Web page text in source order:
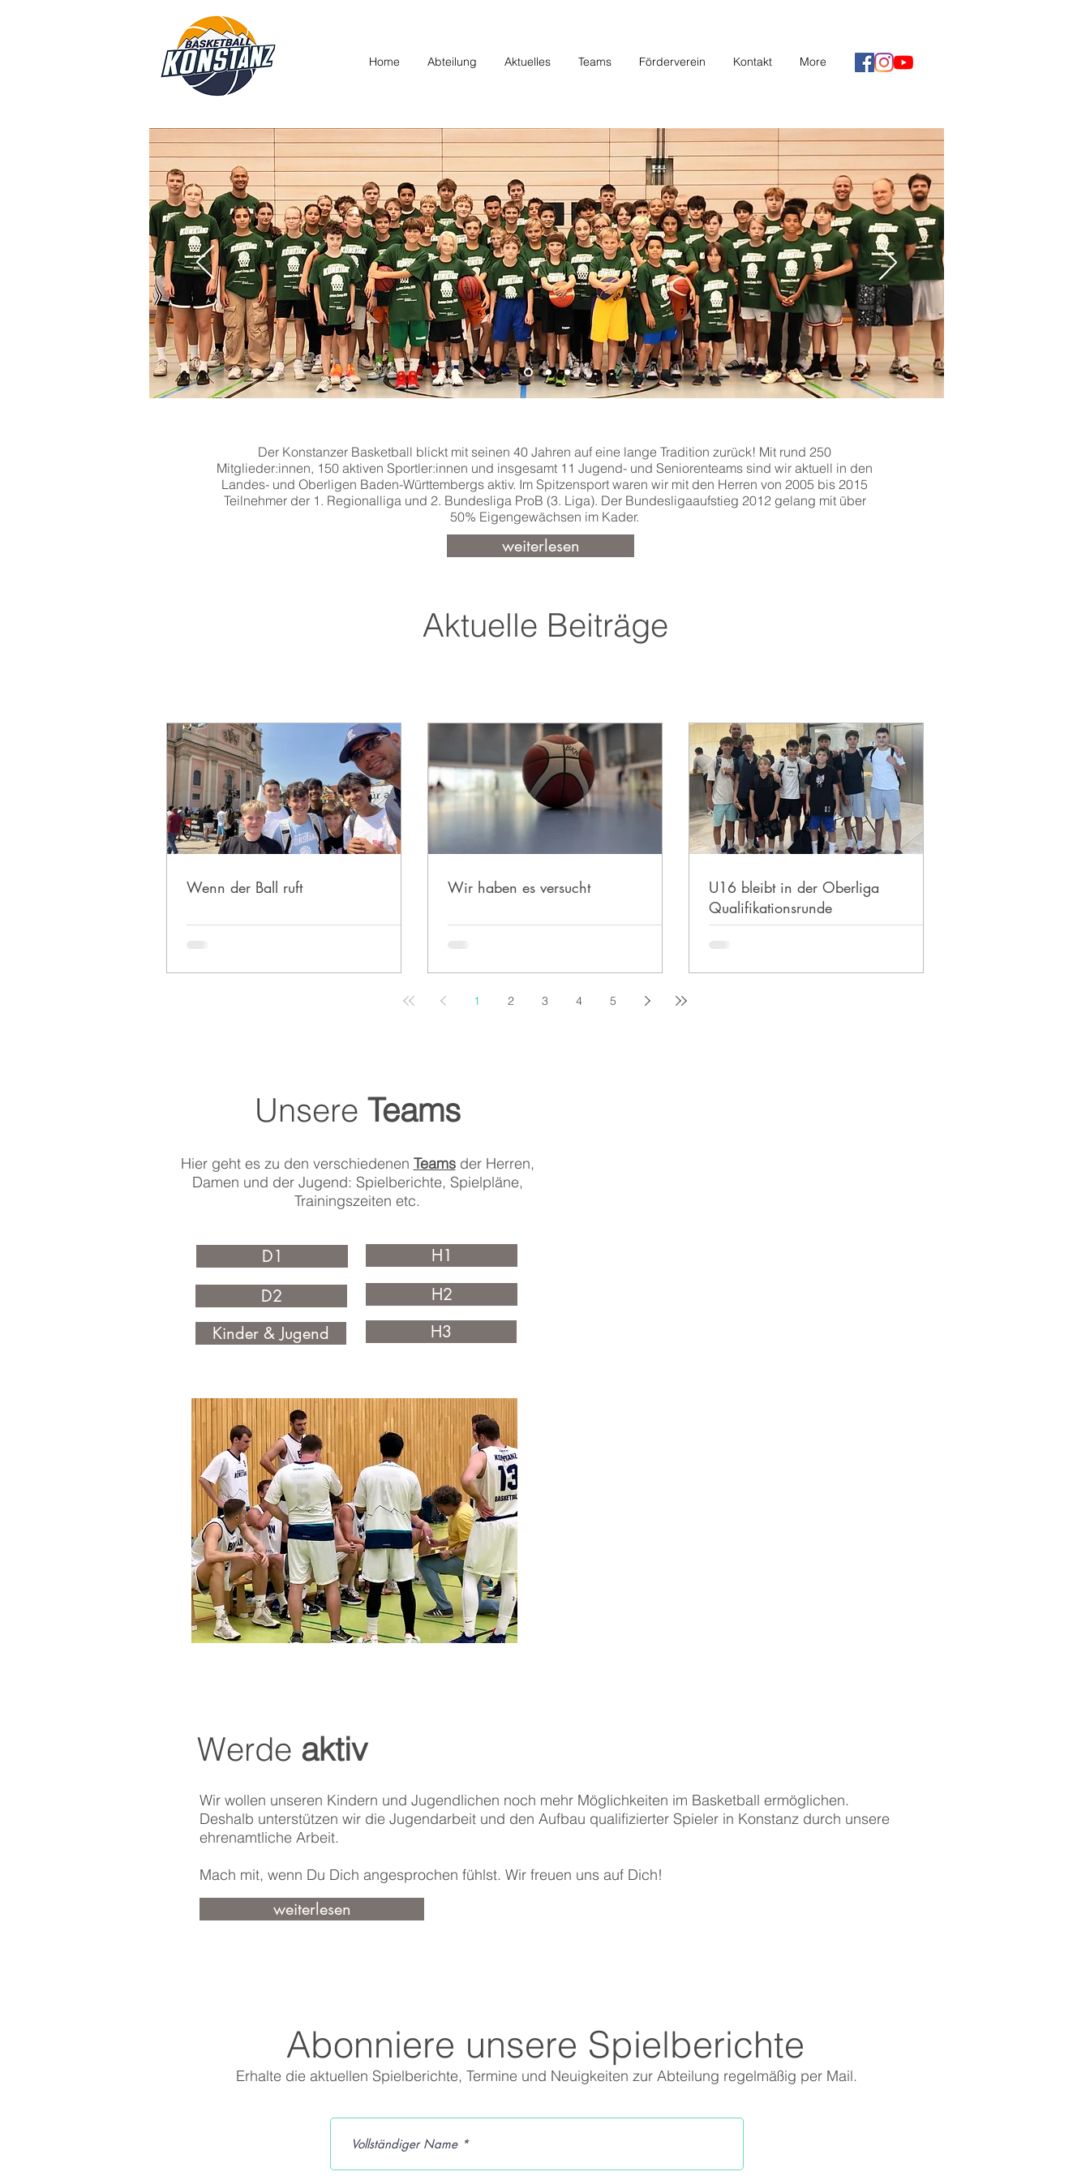
Home Abteilung Aktuelles Teams Förderverein Kontakt More
Der Konstanzer Basketball blickt mit seinen 40 Jahren auf eine lange Tradition zurück! Mit rund 250
Mitglieder:innen, 150 aktiven Sportler:innen und insgesamt 11 Jugend- und Seniorenteams sind wir aktuell in den
Landes- und Oberligen Baden-Württembergs aktiv. Im Spitzensport waren wir mit den Herren von 2005 bis 2015
Teilnehmer der 1. Regionalliga und 2. Bundesliga ProB (3. Liga). Der Bundesligaaufstieg 2012 gelang mit über
50% Eigengewächsen im Kader.
weiterlesen
Aktuelle Beiträge
Wenn der Ball ruft Wir haben es versucht
U16 bleibt in der Oberliga
Qualifikationsrunde
1 2 3 4 5
Unsere Teams
Hier geht es zu den verschiedenen Teams der Herren,
Damen und der Jugend: Spielberichte, Spielpläne,
Trainingszeiten etc.
D1
D2
H1
H2
Kinder & Jugend
H3
Werde aktiv
Wir wollen unseren Kindern und Jugendlichen noch mehr Möglichkeiten im Basketball ermöglichen.
Deshalb unterstützen wir die Jugendarbeit und den Aufbau qualifizierter Spieler in Konstanz durch unsere
ehrenamtliche Arbeit.
Mach mit, wenn Du Dich angesprochen fühlst. Wir freuen uns auf Dich!
weiterlesen
Abonniere unsere Spielberichte
Erhalte die aktuellen Spielberichte, Termine und Neuigkeiten zur Abteilung regelmäßig per Mail.